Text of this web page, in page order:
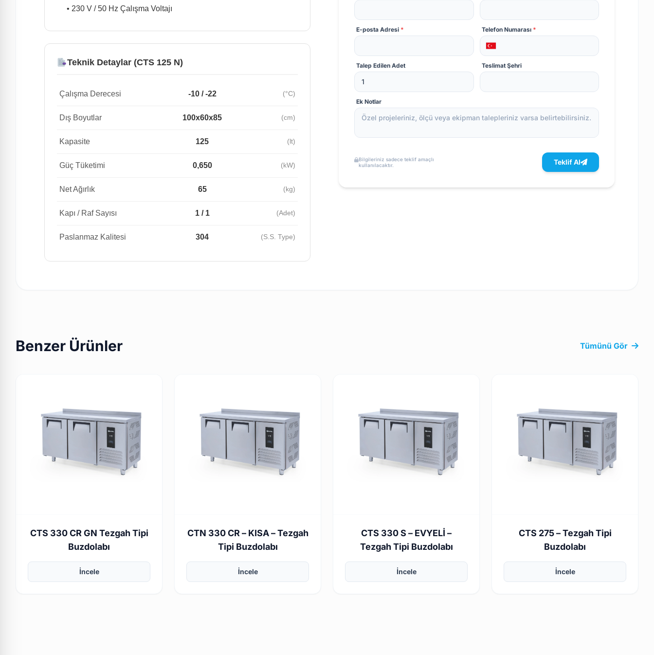
• 230 V / 50 Hz Çalışma Voltajı
Teknik Detaylar (CTS 125 N)
Çalışma Derecesi -10 / -22 (°C)
Dış Boyutlar 100x60x85 (cm)
Kapasite 125 (lt)
Güç Tüketimi 0,650 (kW)
Net Ağırlık 65 (kg)
Kapı / Raf Sayısı 1 / 1 (Adet)
Paslanmaz Kalitesi 304 (S.S. Type)
E-posta Adresi * Telefon Numarası *
Talep Edilen Adet Teslimat Şehri
Ek Notlar
Bilgileriniz sadece teklif amaçlı
kullanılacaktır.
Teklif Al
Benzer Ürünler Tümünü Gör
CTS 330 CR GN Tezgah Tipi
Buzdolabı
İncele
CTN 330 CR – KISA – Tezgah
Tipi Buzdolabı
İncele
CTS 330 S – EVYELİ –
Tezgah Tipi Buzdolabı
İncele
CTS 275 – Tezgah Tipi
Buzdolabı
İncele